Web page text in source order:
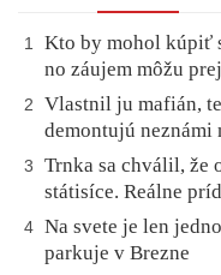
1
Kto by mohol kúpiť
no záujem môžu
2
Vlastnil ju mafián,
demontujú
3
Trnka sa chválil, že
státisíce. Reálne
4 Na svete je len
parkuje v Brezne